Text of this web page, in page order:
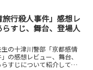
旅行殺人事件」感想レ
らすじ、舞台、登場人
の十津川警部「京都感情
の感想レビュー、舞台、
すじについて紹介してい